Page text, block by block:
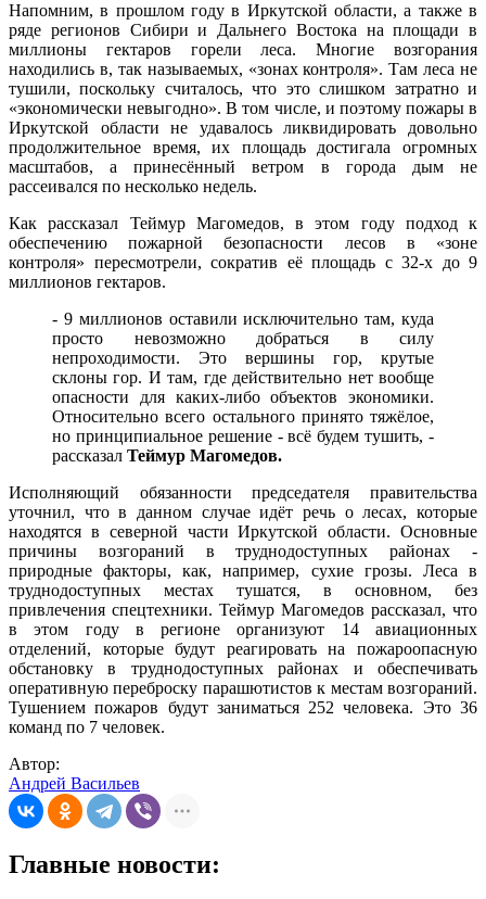
Напомним, в прошлом году в Иркутской области, а также в
ряде регионов Сибири и Дальнего Востока на площади в
миллионы гектаров горели леса. Многие возгорания
находились в, так называемых, «зонах контроля». Там леса не
тушили, поскольку считалось, что это слишком затратно и
«экономически невыгодно». В том числе, и поэтому пожары в
Иркутской области не удавалось ликвидировать довольно
продолжительное время, их площадь достигала огромных
масштабов, а принесённый ветром в города дым не
рассеивался по несколько недель.
Как рассказал Теймур Магомедов, в этом году подход к
обеспечению пожарной безопасности лесов в «зоне
контроля» пересмотрели, сократив её площадь с 32-х до 9
миллионов гектаров.
- 9 миллионов оставили исключительно там, куда
просто невозможно добраться в силу
непроходимости. Это вершины гор, крутые
склоны гор. И там, где действительно нет вообще
опасности для каких-либо объектов экономики.
Относительно всего остального принято тяжёлое,
но принципиальное решение - всё будем тушить, -
рассказал Теймур Магомедов.
Исполняющий обязанности председателя правительства
уточнил, что в данном случае идёт речь о лесах, которые
находятся в северной части Иркутской области. Основные
причины возгораний в труднодоступных районах -
природные факторы, как, например, сухие грозы. Леса в
труднодоступных местах тушатся, в основном, без
привлечения спецтехники. Теймур Магомедов рассказал, что
в этом году в регионе организуют 14 авиационных
отделений, которые будут реагировать на пожароопасную
обстановку в труднодоступных районах и обеспечивать
оперативную переброску парашютистов к местам возгораний.
Тушением пожаров будут заниматься 252 человека. Это 36
команд по 7 человек.
Автор:
Андрей Васильев
Главные новости: